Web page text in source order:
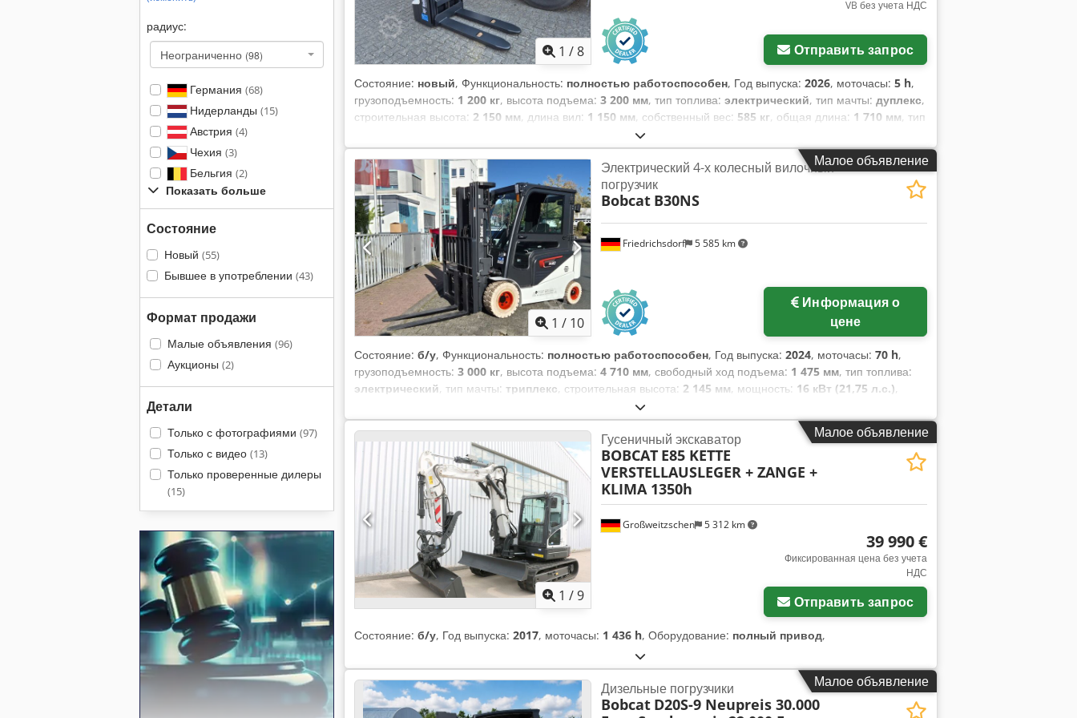
радиус:
Неограниченно (98)
Германия (68)
Нидерланды (15)
Австрия (4)
Чехия (3)
Бельгия (2)
Показать больше
Состояние
Новый (55)
Бывшее в употреблении (43)
Формат продажи
Малые объявления (96)
Аукционы (2)
Детали
Только с фотографиями (97)
Только с видео (13)
Только проверенные дилеры
(15)
1 /8
VB без учета НДС
Отправить запрос
Состояние: новый, Функциональность: полностью работоспособен, Год выпуска: 2026, моточасы: 5 h,
грузоподъемность: 1 200 кг, высота подъема: 3 200 мм, тип топлива: электрический, тип мачты: дуплекс,
строительная высота: 2 150 мм, длина вил: 1 150 мм, собственный вес: 585 кг, общая длина: 1 710 мм, тип
, Штабелер Центр тяжести груза: 600 Ширина вил: 180 мм
Толщина вил: 60 мм Тип мачты: Дуплекс Состояние: Новый Техническое состояние: Новый Передние
колеса, тип: Полиуретан Состояние передних колес: 80 - 100% Задние колеса, тип: Полиуретан Состояние
задних колес: 80 - 100% Батарея, напряжение: 24В Батарея, емкость: 60Ач Тип батареи: Литий-ионная
Dksdpfx Abjy Uz Sqezjr Год выпуска батареи: 2026 Состояние батареи: 80 - 100% Сертификат CE,
Обслуживания не требующая литий-ионная батарея 24 В
Малое объявление
1 / 10
Friedrichsdorf 5 585 km
Электрический 4-х колесный вилочный
погрузчик
Bobcat B30NS
цене
Состояние: б/у, Функциональность: полностью работоспособен, Год выпуска: 2024, моточасы: 70 h,
грузоподъемность: 3 000 кг, высота подъема: 4 710 мм, свободный ход подъема: 1 475 мм, тип топлива:
электрический, тип мачты: триплекс, строительная высота: 2 145 мм, мощность: 16 кВт (21,75 л.с.),
, собственный вес:
тип привода:Elektro, строительная ширина:1 244 мм, Электрический четырёхколёсный погрузчик
Грузовой центр тяжести: 500 Ширина вил: 122 мм Толщина вил: 45 мм ISO Класс: ISO Класс 3 = 2 500 - 4
999 кг Тип мачты: триплекс Класс скорости: 15 Состояние: как новый Техническое состояние: очень
хорошее Передние шины тип: суперэластик Размер передних шин: 23x10-12 Состояние передних шин: 80
- 100% Задние шины тип: суперэластик Размер задних шин: 18x7-8 Состояние задних шин: 80 - 100%
Аккумулятор напряжение: 80В Аккумулятор емкость: 560Ач Производитель аккумулятора: Midac
Dodpozgybfefx Abzokr Тип аккумулятора: PzS Год выпуска аккумулятора: 2024 Состояние аккумулятора: 80
- 100% Боковое смещение, 3-й и 4-й гидравлический контур, рабочие фары сзади и спереди, полная
кабина, полный свободный ход, сертификат CE, внутреннее зеркало, проблесковый маяк,
стеклоочиститель,
Малое объявление
1 /9
Großweitzschen 5 312 km
Гусеничный экскаватор
BOBCAT E85 KETTE
VERSTELLAUSLEGER + ZANGE +
KLIMA 1350h
39 990 €
Фиксированная цена без учета
НДС
Отправить запрос
Состояние: б/у, Год выпуска: 2017, моточасы: 1 436 h, Оборудование: полный привод,
Малое объявление
Дизельные погрузчики
Bobcat D20S-9 Neupreis 30.000